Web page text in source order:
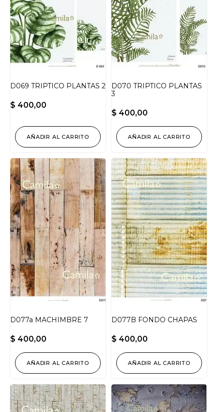
D069 TRIPTICO PLANTAS 2
$ 400,00
AÑADIR AL CARRITO
D070 TRIPTICO PLANTAS
3
$ 400,00
AÑADIR AL CARRITO
D077a MACHIMBRE 7
$ 400,00
AÑADIR AL CARRITO
D077B FONDO CHAPAS
$ 400,00
AÑADIR AL CARRITO